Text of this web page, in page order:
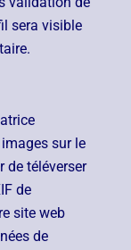
sera visible
sur le
de téléverser
de
site web
de